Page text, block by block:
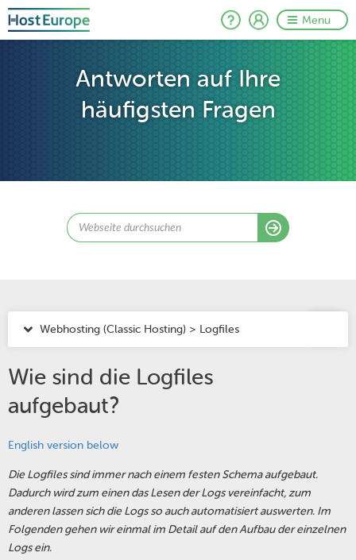
Menu
Antworten auf Ihre
häufigsten Fragen
Webhosting (Classic Hosting) > Logfiles
Wie sind die Logfiles
aufgebaut?
English version below
Die Logfiles sind immer nach einem festen Schema aufgebaut.
Dadurch wird zum einen das Lesen der Logs vereinfacht, zum
anderen lassen sich die Logs so auch automatisiert auswerten. Im
Folgenden gehen wir einmal im Detail auf den Aufbau der einzelnen
Logs ein.